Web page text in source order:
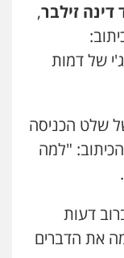
דינה זילבר,
של דמות
שלט הכניסה
"למה
דעות
את הדברים
פלילי
כלכלית